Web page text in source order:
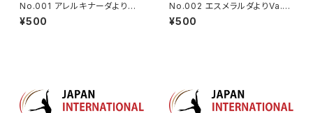
No.001 アレルキナーダよりコ
ロンビーヌのVa. | Harlequina
de Variation
¥500
No.002 エスメラルダよりVa.(タ
ンバリン)
¥500